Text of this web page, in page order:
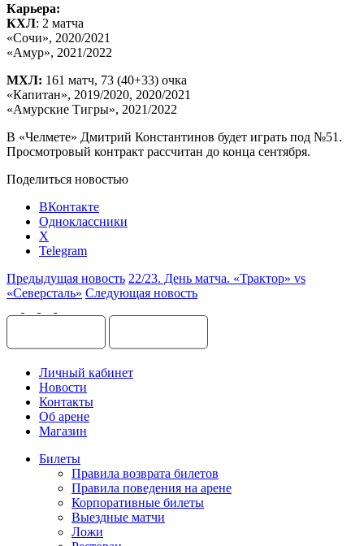
Карьера:
КХЛ: 2 матча
«Сочи», 2020/2021
«Амур», 2021/2022
МХЛ: 161 матч, 73 (40+33) очка
«Капитан», 2019/2020, 2020/2021
«Амурские Тигры», 2021/2022
В «Челмете» Дмитрий Константинов будет играть под №51.
Просмотровый контракт рассчитан до конца сентября.
Поделиться новостью
ВКонтакте
Одноклассники
X
Telegram
Предыдущая новость 22/23. День матча. «Трактор» vs
«Северсталь» Следующая новость
Личный кабинет
Новости
Контакты
Об арене
Магазин
Билеты
Правила возврата билетов
Правила поведения на арене
Корпоративные билеты
Выездные матчи
Ложи